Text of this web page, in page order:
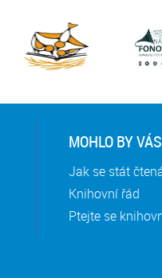
MOHLO BY
Jak se stát
Knihovní řád
Ptejte se